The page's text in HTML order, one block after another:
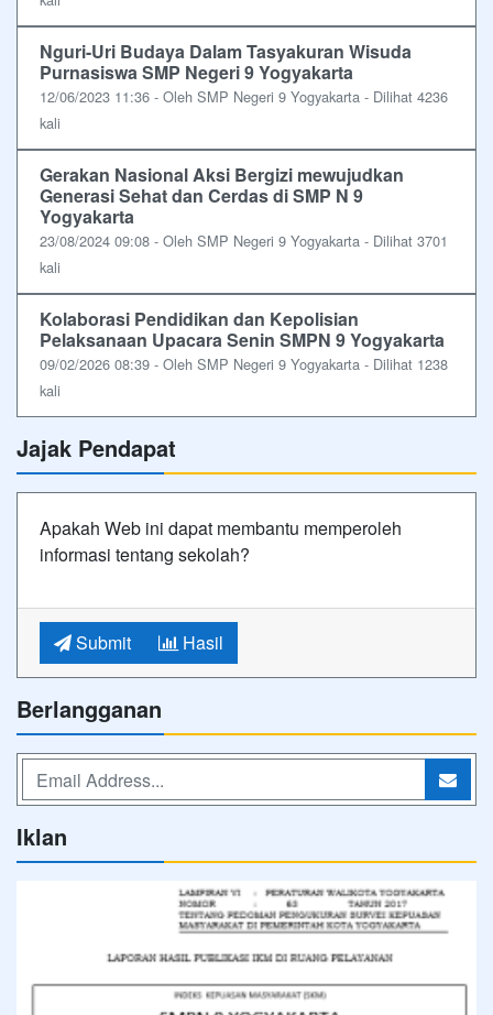
Nguri-Uri Budaya Dalam Tasyakuran Wisuda
Purnasiswa SMP Negeri 9 Yogyakarta
12/06/2023 11:36 - Oleh SMP Negeri 9 Yogyakarta - Dilihat 4236
kali
Gerakan Nasional Aksi Bergizi mewujudkan
Generasi Sehat dan Cerdas di SMP N 9
Yogyakarta
23/08/2024 09:08 - Oleh SMP Negeri 9 Yogyakarta - Dilihat 3701
kali
Kolaborasi Pendidikan dan Kepolisian
Pelaksanaan Upacara Senin SMPN 9 Yogyakarta
09/02/2026 08:39 - Oleh SMP Negeri 9 Yogyakarta - Dilihat 1238
kali
Jajak Pendapat
Apakah Web ini dapat membantu memperoleh
informasi tentang sekolah?
Submit Hasil
Berlangganan
Iklan